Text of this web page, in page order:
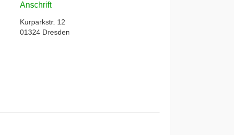
Anschrift
Kurparkstr. 12
01324 Dresden